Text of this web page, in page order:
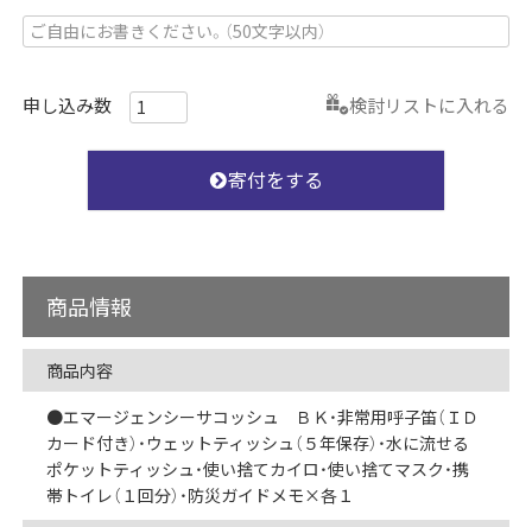
検討リストに入れる
寄付をする
商品情報
商品内容
●エマージェンシーサコッシュ ＢＫ・非常用呼子笛（ＩＤ
カード付き）・ウェットティッシュ（５年保存）・水に流せる
ポケットティッシュ・使い捨てカイロ・使い捨てマスク・携
帯トイレ（１回分）・防災ガイドメモ×各１